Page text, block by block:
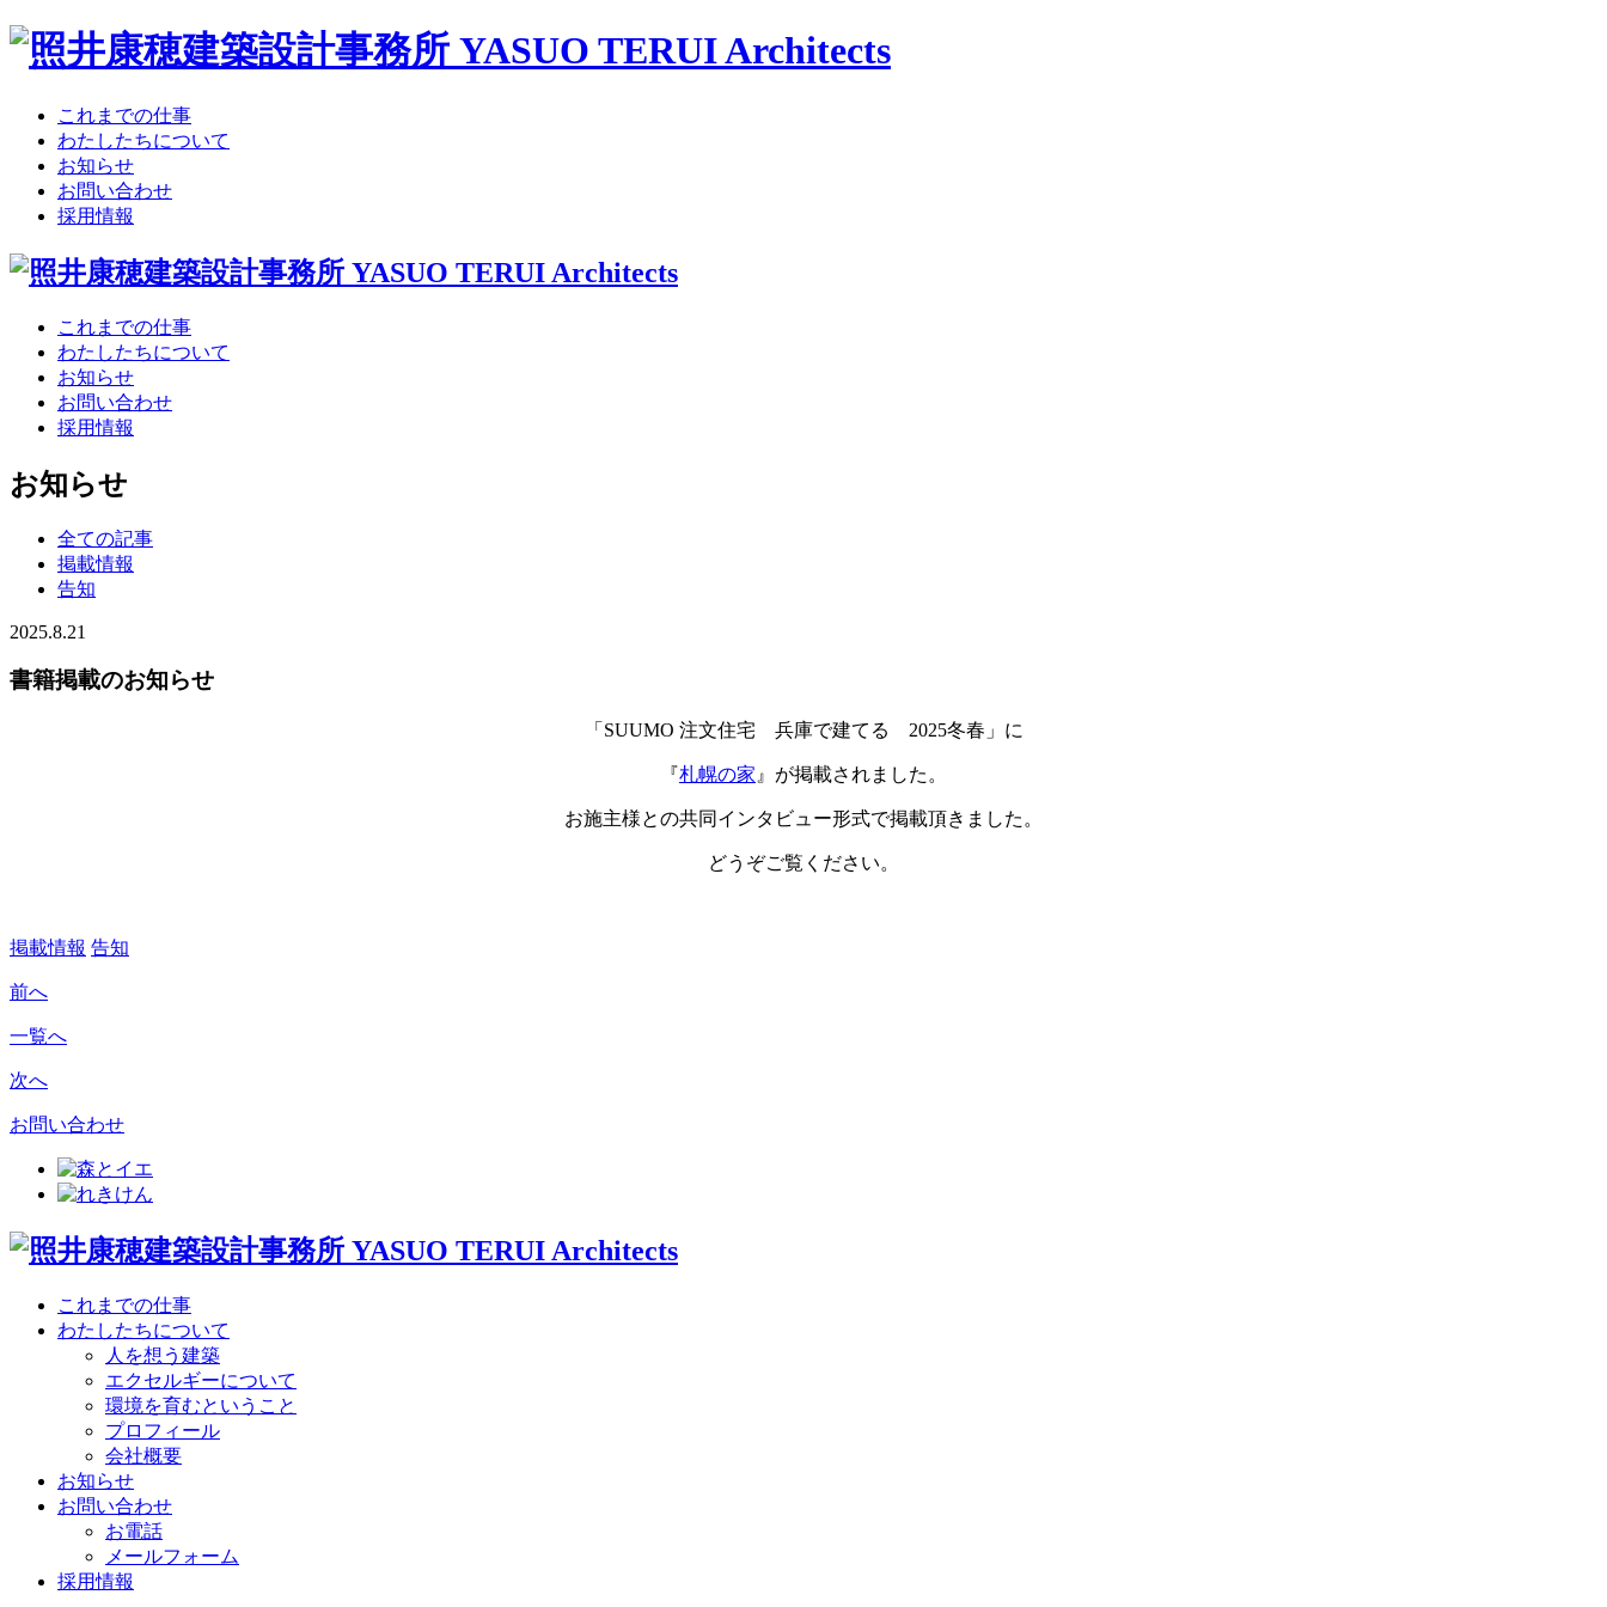
これまでの仕事
わたしたちについて
お知らせ
お問い合わせ
採用情報
これまでの仕事
わたしたちについて
お知らせ
お問い合わせ
採用情報
お知らせ
全ての記事
掲載情報
告知
2025.8.21
書籍掲載のお知らせ
「SUUMO 注文住宅 兵庫で建てる 2025冬春」に
『札幌の家 』が掲載されました。
お施主様との共同インタビュー形式で掲載頂きました。
どうぞご覧ください。
掲載情報 告知
前へ
一覧へ
次へ
お問い合わせ
これまでの仕事
わたしたちについて
人を想う建築
エクセルギーについて
環境を育むということ
プロフィール
会社概要
お知らせ
お問い合わせ
お電話
メールフォーム
採用情報